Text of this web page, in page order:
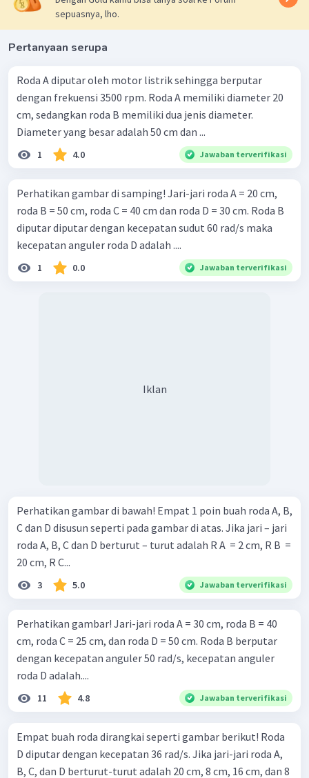
sepuasnya, lho.
Pertanyaan serupa
Roda A diputar oleh motor listrik sehingga berputar
dengan frekuensi 3500 rpm. Roda A memiliki diameter 20
cm, sedangkan roda B memiliki dua jenis diameter.
Diameter yang besar adalah 50 cm dan ...
1 4.0 Jawaban terverifikasi
Perhatikan gambar di samping! Jari-jari roda A = 20 cm,
roda B = 50 cm, roda C = 40 cm dan roda D = 30 cm. Roda B
diputar diputar dengan kecepatan sudut 60 rad/s maka
kecepatan anguler roda D adalah ....
1 0.0 Jawaban terverifikasi
Iklan
Perhatikan gambar di bawah! Empat 1 poin buah roda A, B,
C dan D disusun seperti pada gambar di atas. Jika jari – jari
roda A, B, C dan D berturut – turut adalah R A ​ = 2 cm, R B ​ =
20 cm, R C...
3 5.0 Jawaban terverifikasi
Perhatikan gambar! Jari-jari roda A = 30 cm, roda B = 40
cm, roda C = 25 cm, dan roda D = 50 cm. Roda B berputar
dengan kecepatan anguler 50 rad/s, kecepatan anguler
roda D adalah....
11 4.8 Jawaban terverifikasi
Empat buah roda dirangkai seperti gambar berikut! Roda
D diputar dengan kecepatan 36 rad/s. Jika jari-jari roda A,
B, C, dan D berturut-turut adalah 20 cm, 8 cm, 16 cm, dan 8